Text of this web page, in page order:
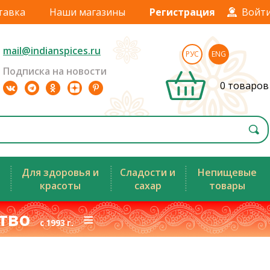
Наши магазины Регистрация
mail@indianspices.ru
Подписка на новости
РУС ENG
0 товаров
Для здоровья и
красоты
Сладости и
сахар
Непищевые
товары
с 1993 г.≡